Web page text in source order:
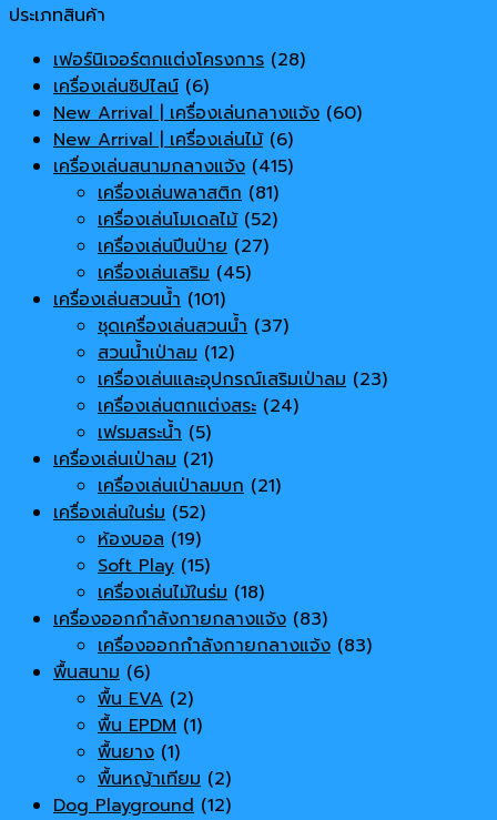
ประเภทสินค้า
เฟอร์นิเจอร์ตกแต่งโครงการ (28)
เครื่องเล่นซิปไลน์ (6)
New Arrival | เครื่องเล่นกลางแจ้ง (60)
New Arrival | เครื่องเล่นไม้ (6)
เครื่องเล่นสนามกลางแจ้ง (415)
เครื่องเล่นพลาสติก (81)
เครื่องเล่นโมเดลไม้ (52)
เครื่องเล่นปีนป่าย (27)
เครื่องเล่นเสริม (45)
เครื่องเล่นสวนน้ำ (101)
ชุดเครื่องเล่นสวนน้ำ (37)
สวนน้ำเป่าลม (12)
เครื่องเล่นและอุปกรณ์เสริมเป่าลม (23)
เครื่องเล่นตกแต่งสระ (24)
เฟรมสระน้ำ (5)
เครื่องเล่นเป่าลม (21)
เครื่องเล่นเป่าลมบก (21)
เครื่องเล่นในร่ม (52)
ห้องบอล (19)
Soft Play (15)
เครื่องเล่นไม้ในร่ม (18)
เครื่องออกกำลังกายกลางแจ้ง (83)
เครื่องออกกำลังกายกลางแจ้ง (83)
พื้นสนาม (6)
พื้น EVA (2)
พื้น EPDM (1)
พื้นยาง (1)
พื้นหญ้าเทียม (2)
Dog Playground (12)